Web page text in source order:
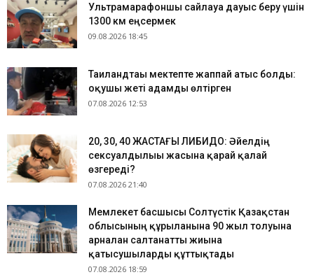
Ультрамарафоншы сайлауға дауыс беру үшін
1300 км еңсермек
09.08.2026 18:45
Таиландтағы мектепте жаппай атыс болды:
оқушы жеті адамды өлтірген
07.08.2026 12:53
​20, 30, 40 ЖАСТАҒЫ ЛИБИДО: Әйелдің
сексуалдылығы жасына қарай қалай
өзгереді?
07.08.2026 21:40
Мемлекет басшысы Солтүстік Қазақстан
облысының құрылғанына 90 жыл толуына
арналған салтанатты жиынға
қатысушыларды құттықтады
07.08.2026 18:59